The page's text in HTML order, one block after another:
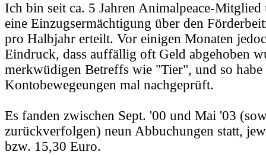
Ich bin seit ca. 5 Jahren Animalpeace-Mitglied
eine Einzugsermächtigung über den
pro Halbjahr erteilt. Vor einigen Monaten
Eindruck, dass auffällig oft Geld abgehoben
merkwüdigen Betreffs wie "Tier", und so habe
Kontobewegeungen mal nachgeprüft.
Es fanden zwischen Sept. '00 und Mai '03
zurückverfolgen) neun Abbuchungen statt,
bzw. 15,30 Euro.